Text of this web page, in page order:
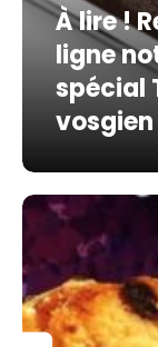
À lire !
ligne
spécial
vosgien